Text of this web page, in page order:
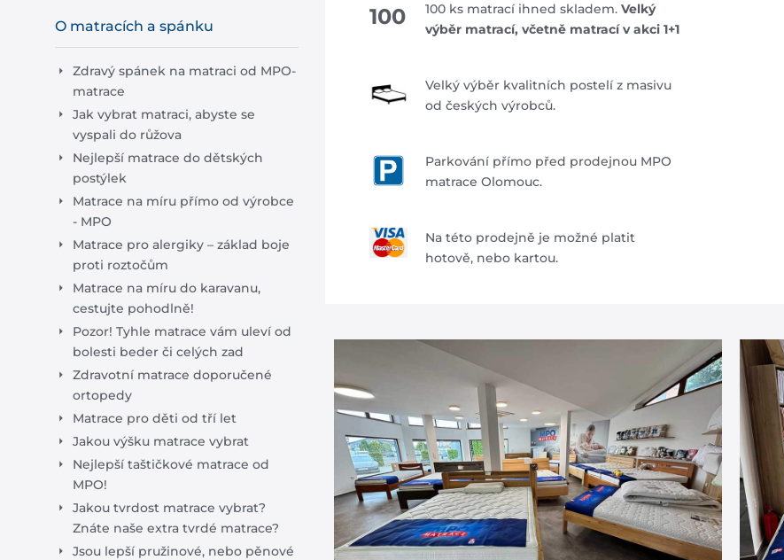
100 100 ks matrací ihned skladem. Velký
výběr matrací, včetně matrací v akci 1+1
Velký výběr kvalitních postelí z masivu
od českých výrobců.
Parkování přímo před prodejnou MPO
matrace Olomouc.
Na této prodejně je možné platit
hotově, nebo kartou.
O matracích a spánku
Zdravý spánek na matraci od MPO-
matrace
Jak vybrat matraci, abyste se
vyspali do růžova
Nejlepší matrace do dětských
postýlek
Matrace na míru přímo od výrobce
- MPO
Matrace pro alergiky – základ boje
proti roztočům
Matrace na míru do karavanu,
cestujte pohodlně!
Pozor! Tyhle matrace vám uleví od
bolesti beder či celých zad
Zdravotní matrace doporučené
ortopedy
Matrace pro děti od tří let
Jakou výšku matrace vybrat
Nejlepší taštičkové matrace od
MPO!
Jakou tvrdost matrace vybrat?
Znáte naše extra tvrdé matrace?
Jsou lepší pružinové, nebo pěnové